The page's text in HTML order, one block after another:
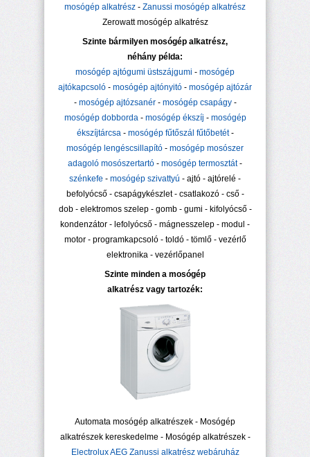
mosógép alkatrész - Zanussi mosógép alkatrész
Zerowatt mosógép alkatrész
Szinte bármilyen mosógép alkatrész,
néhány példa:
mosógép ajtógumi üstszájgumi - mosógép
ajtókapcsoló - mosógép ajtónyitó - mosógép ajtózár
- mosógép ajtózsanér- mosógép csapágy-
mosógép dobborda- mosógép ékszíj - mosógép
ékszíjtárcsa- mosógép fűtőszál fűtőbetét-
mosógép lengéscsillapító - mosógép mosószer
adagoló mosószertartó - mosógép termosztát-
szénkefe - mosógép szivattyú - ajtó - ajtórelé -
befolyócső - csapágykészlet - csatlakozó - cső -
dob - elektromos szelep - gomb - gumi - kifolyócső -
kondenzátor - lefolyócső - mágnesszelep - modul -
motor - programkapcsoló - toldó - tömlő - vezérlő
elektronika - vezérlőpanel
Szinte minden a mosógép
alkatrész vagy tartozék:
Automata mosógép alkatrészek - Mosógép
alkatrészek kereskedelme - Mosógép alkatrészek -
Electrolux AEG Zanussi alkatrész webáruház